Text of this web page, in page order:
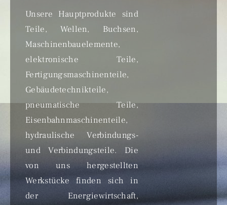
Unsere Hauptprodukte sind
Teile, Wellen, Buchsen,
Maschinenbauelemente,
elektronische Teile,
Fertigungsmaschinenteile,
Gebäudetechnikteile,
pneumatische Teile,
Eisenbahnmaschinenteile,
hydraulische Verbindungs-
und Verbindungsteile. Die
von uns hergestellten
Werkstücke finden sich in
der Energiewirtschaft,